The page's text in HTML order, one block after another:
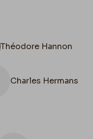
Théodore Hannon
Charles Hermans